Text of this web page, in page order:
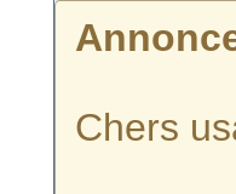
Chers